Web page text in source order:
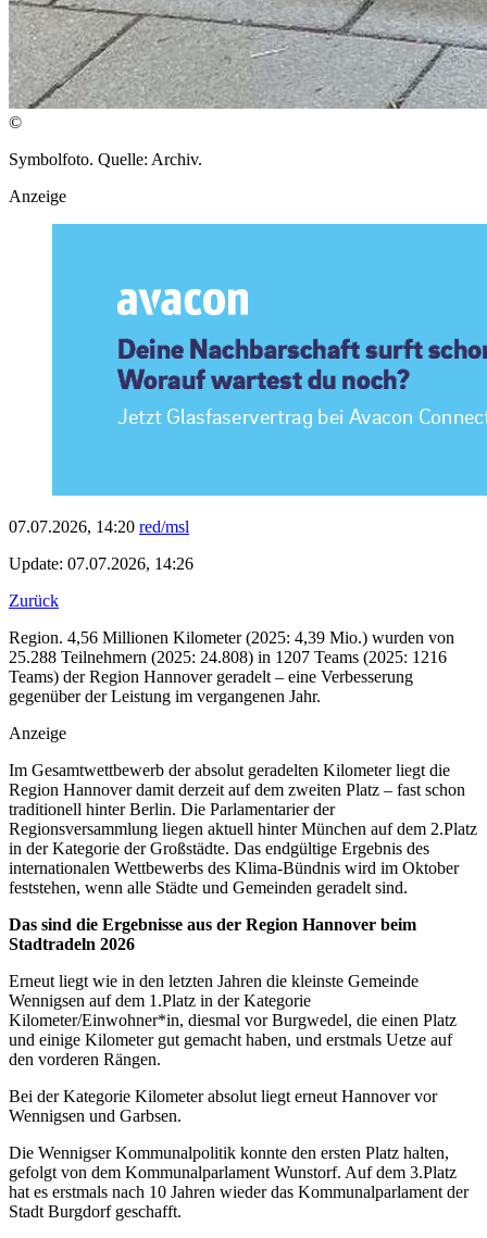
©
Symbolfoto. Quelle: Archiv.
Anzeige
07.07.2026, 14:20 red/msl
Update: 07.07.2026, 14:26
Zurück
Region. 4,56 Millionen Kilometer (2025: 4,39 Mio.) wurden von
25.288 Teilnehmern (2025: 24.808) in 1207 Teams (2025: 1216
Teams) der Region Hannover geradelt – eine Verbesserung
gegenüber der Leistung im vergangenen Jahr.
Anzeige
Im Gesamtwettbewerb der absolut geradelten Kilometer liegt die
Region Hannover damit derzeit auf dem zweiten Platz – fast schon
traditionell hinter Berlin. Die Parlamentarier der
Regionsversammlung liegen aktuell hinter München auf dem 2.Platz
in der Kategorie der Großstädte. Das endgültige Ergebnis des
internationalen Wettbewerbs des Klima-Bündnis wird im Oktober
feststehen, wenn alle Städte und Gemeinden geradelt sind.
Das sind die Ergebnisse aus der Region Hannover beim
Stadtradeln 2026
Erneut liegt wie in den letzten Jahren die kleinste Gemeinde
Wennigsen auf dem 1.Platz in der Kategorie
Kilometer/Einwohner*in, diesmal vor Burgwedel, die einen Platz
und einige Kilometer gut gemacht haben, und erstmals Uetze auf
den vorderen Rängen.
Bei der Kategorie Kilometer absolut liegt erneut Hannover vor
Wennigsen und Garbsen.
Die Wennigser Kommunalpolitik konnte den ersten Platz halten,
gefolgt von dem Kommunalparlament Wunstorf. Auf dem 3.Platz
hat es erstmals nach 10 Jahren wieder das Kommunalparlament der
Stadt Burgdorf geschafft.